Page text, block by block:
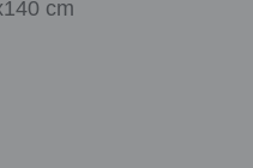
cm